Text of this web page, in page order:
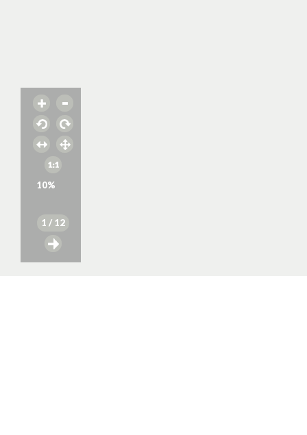
10%
1 / 12